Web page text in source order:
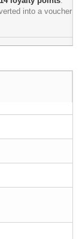
into a voucher